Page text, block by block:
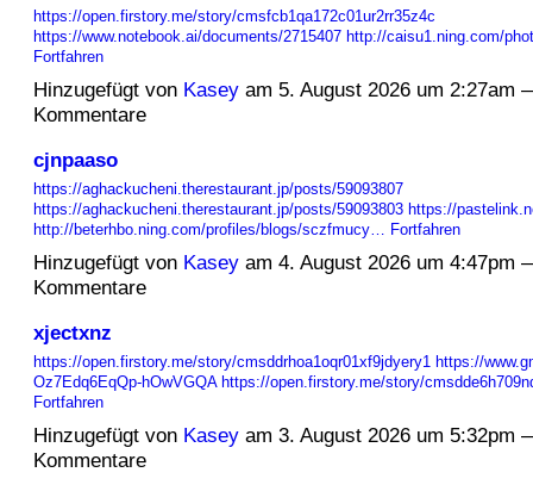
https://open.firstory.me/story/cmsfcb1qa172c01ur2rr35z4c
https://www.notebook.ai/documents/2715407 http://caisu1.ning.com/
Fortfahren
Hinzugefügt von Kaseyam 5. August 2026 um 2:27am
Kommentare
cjnpaaso
https://aghackucheni.therestaurant.jp/posts/59093807
https://aghackucheni.therestaurant.jp/posts/59093803 https://
http://beterhbo.ning.com/profiles/blogs/sczfmucy…
Fortfahren
Hinzugefügt von Kaseyam 4. August 2026 um 4:47pm
Kommentare
xjectxnz
https://open.firstory.me/story/cmsddrhoa1oqr01xf9jdyery1 https://
Oz7Edq6EqQp-hOwVGQA https://open.firstory.me/story/
Fortfahren
Hinzugefügt von Kaseyam 3. August 2026 um 5:32pm
Kommentare